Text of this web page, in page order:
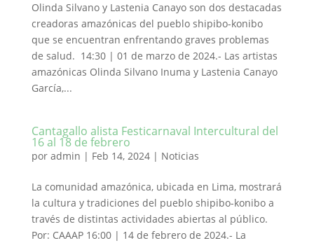
Olinda Silvano y Lastenia Canayo son dos destacadas
creadoras amazónicas del pueblo shipibo-konibo
que se encuentran enfrentando graves problemas
de salud. 14:30 | 01 de marzo de 2024.- Las artistas
amazónicas Olinda Silvano Inuma y Lastenia Canayo
García,...
Cantagallo alista Festicarnaval Intercultural del
16 al 18 de febrero
por admin | Feb 14, 2024| Noticias
La comunidad amazónica, ubicada en Lima, mostrará
la cultura y tradiciones del pueblo shipibo-konibo a
través de distintas actividades abiertas al público.
Por: CAAAP 16:00 | 14 de febrero de 2024.- La